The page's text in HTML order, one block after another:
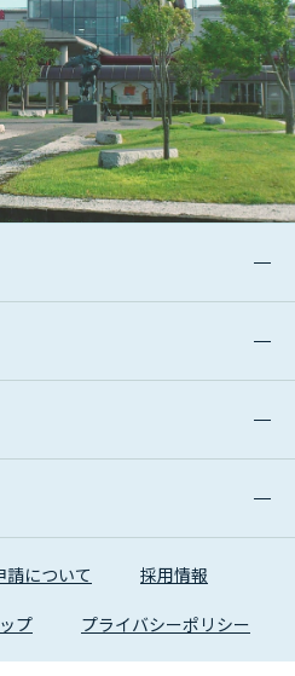
請について 採用情報
プ プライバシーポリシー